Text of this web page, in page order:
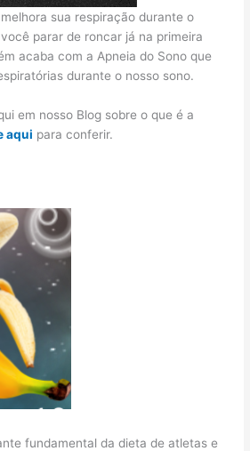
sua respiração durante o
parar de roncar já na primeira
acaba com a Apneia do Sono que
durante o nosso sono.
em nosso Blog sobre o que é a
aqui para conferir.
fundamental da dieta de atletas e